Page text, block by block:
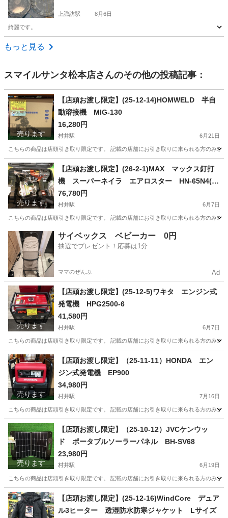
上諏訪駅 8月6日
綺麗です。
長野 諏訪市
もっと見る
スマイルサンタ松本店さんのその他の投稿記事：
売ります
【店頭お渡し限定】(25-12-14)HOMWELD 半自
動溶接機 MIG-130
16,280円
村井駅 6月21日
こちらの商品は店頭引き取り限定です。 記載の店舗にお引き取りに来られる方のみ
長野 松本市 村井駅 その他
売ります
【店頭お渡し限定】(26-2-1)MAX マックス釘打
機 スーパーネイラ エアロスター HN-65N4(D)
-R
76,780円
村井駅 6月7日
こちらの商品は店頭引き取り限定です。 記載の店舗にお引き取りに来られる方のみ
長野 松本市 村井駅 その他 店頭
サイベックス ベビーカー 0円
抽選でプレゼント！応募は1分
ママのぜんぶ Ad
売ります
【店頭お渡し限定】(25-12-5)ワキタ エンジン式
発電機 HPG2500-6
41,580円
村井駅 6月7日
こちらの商品は店頭引き取り限定です。 記載の店舗にお引き取りに来られる方のみ
長野 松本市 村井駅 その他 ワキタ
売ります
【店頭お渡し限定】（25-11-11）HONDA エン
ジン式発電機 EP900
34,980円
村井駅 7月16日
こちらの商品は店頭引き取り限定です。 記載の店舗にお引き取りに来られる方のみ
長野 松本市 村井駅 その他 店頭
売ります
【店頭お渡し限定】（25-10-12）JVCケンウッ
ド ポータブルソーラーパネル BH-SV68
23,980円
村井駅 6月19日
こちらの商品は店頭引き取り限定です。 記載の店舗にお引き取りに来られる方のみ
長野 松本市 村井駅 その他
【店頭お渡し限定】(25-12-16)WindCore デュア
ル3ヒーター 透湿防水防寒ジャケット Lサイズ